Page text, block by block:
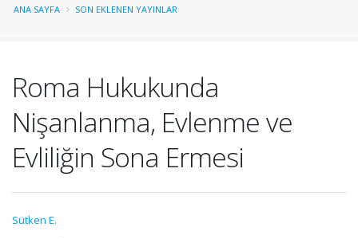
ANA SAYFA SON EKLENEN YAYINLAR
Roma Hukukunda
Nişanlanma, Evlenme ve
Evliliğin Sona Ermesi
Sütken E.